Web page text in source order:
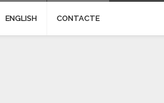
ENGLISH CONTACTE